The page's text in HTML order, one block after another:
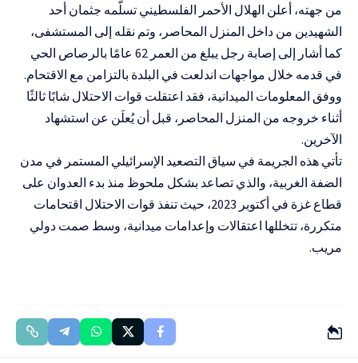
من جهته، أعلن الهلال الأحمر الفلسطيني تسلّمه جثمان أحد
الشهيدين من داخل المنزل المحاصر، وتم نقله إلى المستشفى،
كما أشار إلى إصابة رجل يبلغ من العمر 62 عامًا بالرصاص الحي
في قدمه خلال مواجهات اندلعت في البلدة بالتزامن مع الاقتحام.
ووفق المعلومات الميدانية، فقد اعتقلت قوات الاحتلال شابًا ثالثًا
أثناء خروجه من المنزل المحاصر، قبل أن يُعلَن عن استشهاد
الآخرين.
تأتي هذه الجريمة في سياق التصعيد الإسرائيلي المستمر في مدن
الضفة الغربية، والذي تصاعد بشكل ملحوظ منذ بدء العدوان على
قطاع غزة في أكتوبر 2023، حيث تنفذ قوات الاحتلال اقتحامات
متكررة، تتخللها اعتقالات وإعدامات ميدانية، وسط صمت دولي
مريب.